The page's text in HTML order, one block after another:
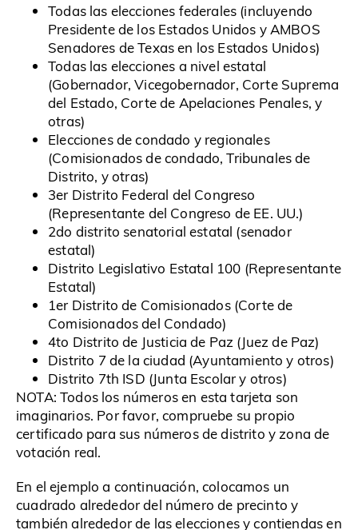
Todas las elecciones federales (incluyendo
Presidente de los Estados Unidos y AMBOS
Senadores de Texas en los Estados Unidos)
Todas las elecciones a nivel estatal
(Gobernador, Vicegobernador, Corte Suprema
del Estado, Corte de Apelaciones Penales, y
otras)
Elecciones de condado y regionales
(Comisionados de condado, Tribunales de
Distrito, y otras)
3er Distrito Federal del Congreso
(Representante del Congreso de EE. UU.)
2do distrito senatorial estatal (senador
estatal)
Distrito Legislativo Estatal 100 (Representante
Estatal)
1er Distrito de Comisionados (Corte de
Comisionados del Condado)
4to Distrito de Justicia de Paz (Juez de Paz)
Distrito 7 de la ciudad (Ayuntamiento y otros)
Distrito 7th ISD (Junta Escolar y otros)
NOTA: Todos los números en esta tarjeta son
imaginarios. Por favor, compruebe su propio
certificado para sus números de distrito y zona de
votación real.
En el ejemplo a continuación, colocamos un
cuadrado alrededor del número de precinto y
también alrededor de las elecciones y contiendas en